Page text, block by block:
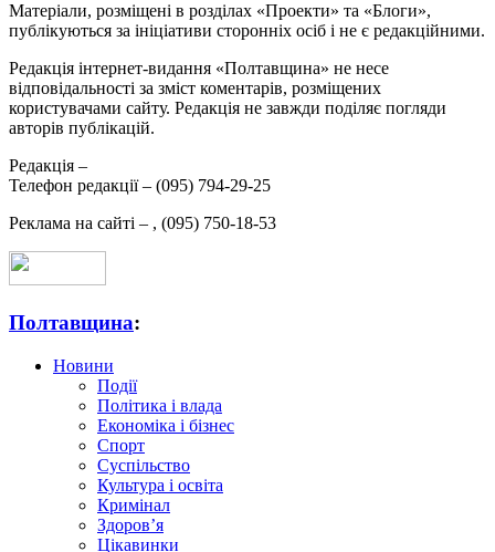
Матеріали, розміщені в розділах «Проекти» та «Блоги»,
публікуються за ініціативи сторонніх осіб і не є редакційними.
Редакція інтернет-видання «Полтавщина» не несе
відповідальності за зміст коментарів, розміщених
користувачами сайту. Редакція не завжди поділяє погляди
авторів публікацій.
Редакція –
Телефон редакції – (095) 794-29-25
Реклама на сайті – , (095) 750-18-53
Полтавщина:
Новини
Події
Політика і влада
Економіка і бізнес
Спорт
Суспільство
Культура і освіта
Кримінал
Здоров’я
Цікавинки